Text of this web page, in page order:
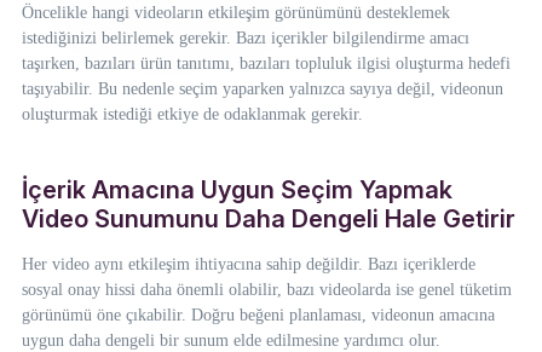
Öncelikle hangi videoların etkileşim görünümünü desteklemek
istediğinizi belirlemek gerekir. Bazı içerikler bilgilendirme amacı
taşırken, bazıları ürün tanıtımı, bazıları topluluk ilgisi oluşturma hedefi
taşıyabilir. Bu nedenle seçim yaparken yalnızca sayıya değil, videonun
oluşturmak istediği etkiye de odaklanmak gerekir.
İçerik Amacına Uygun Seçim Yapmak
Video Sunumunu Daha Dengeli Hale Getirir
Her video aynı etkileşim ihtiyacına sahip değildir. Bazı içeriklerde
sosyal onay hissi daha önemli olabilir, bazı videolarda ise genel tüketim
görünümü öne çıkabilir. Doğru beğeni planlaması, videonun amacına
uygun daha dengeli bir sunum elde edilmesine yardımcı olur.